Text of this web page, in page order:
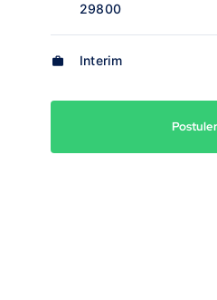
29800
Interim
Postuler